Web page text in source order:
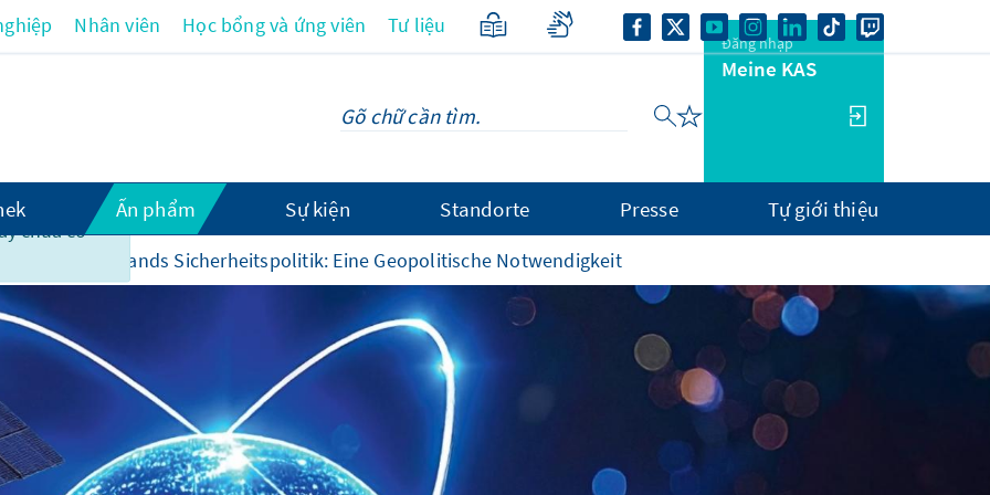
chưa có
Nhân viên Học bổng và ứng viên Tư liệu
Đăng nhập
Meine KAS
Ấn phẩm Sự kiện Standorte Presse Tự giới thiệu
und Deutschlands Sicherheitspolitik: Eine Geopolitische Notwendigkeit